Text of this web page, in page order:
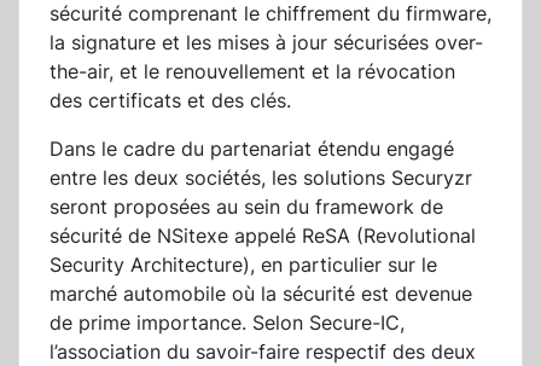
sécurité comprenant le chiffrement du firmware,
la signature et les mises à jour sécurisées over-
the-air, et le renouvellement et la révocation
des certificats et des clés.
Dans le cadre du partenariat étendu engagé
entre les deux sociétés, les solutions Securyzr
seront proposées au sein du framework de
sécurité de NSitexe appelé ReSA (Revolutional
Security Architecture), en particulier sur le
marché automobile où la sécurité est devenue
de prime importance. Selon Secure-IC,
l’association du savoir-faire respectif des deux